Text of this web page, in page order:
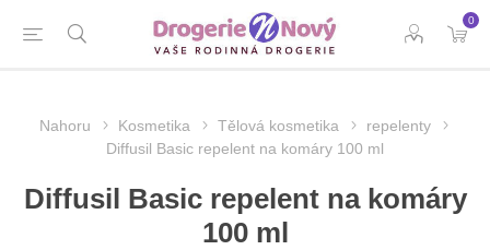
0
Nahoru Kosmetika Tělová kosmetika
repelenty
Diffusil Basic repelent na komáry 100 ml
Diffusil Basic repelent na komáry
100 ml